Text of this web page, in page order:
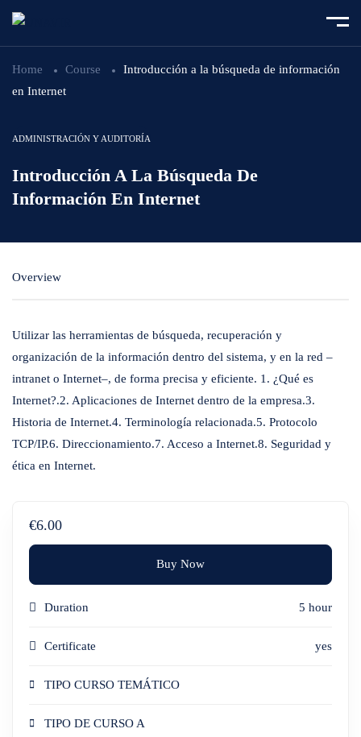
Home Course
Introducción a la búsqueda de información
en Internet
ADMINISTRACIÓN Y AUDITORÍA
Introducción A La Búsqueda De
Información En Internet
Overview
Utilizar las herramientas de búsqueda, recuperación y
organización de la información dentro del sistema, y en la red –
intranet o Internet–, de forma precisa y eficiente. 1. ¿Qué es
Internet?.2. Aplicaciones de Internet dentro de la empresa.3.
Historia de Internet.4. Terminología relacionada.5. Protocolo
TCP/IP.6. Direccionamiento.7. Acceso a Internet.8. Seguridad y
ética en Internet.
€6.00
Buy Now
Duration 5 hour
Certificate yes
TIPO CURSO TEMÁTICO
TIPO DE CURSO A